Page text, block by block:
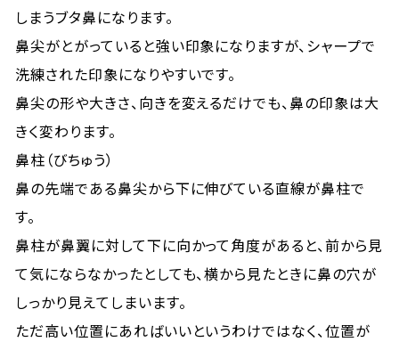
しまうブタ鼻になります。
鼻尖がとがっていると強い印象になりますが、シャープで
洗練された印象になりやすいです。
鼻尖の形や大きさ、向きを変えるだけでも、鼻の印象は大
きく変わります。
鼻柱（びちゅう）
鼻の先端である鼻尖から下に伸びている直線が鼻柱で
す。
鼻柱が鼻翼に対して下に向かって角度があると、前から見
て気にならなかったとしても、横から見たときに鼻の穴が
しっかり見えてしまいます。
ただ高い位置にあればいいというわけではなく、位置が